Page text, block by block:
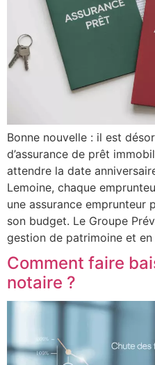
Bonne nouvelle : il est
d’assurance de prêt
attendre la date
Lemoine, chaque
une assurance emprunteur
son budget. Le Groupe
gestion de patrimoine et
Comment faire
notaire ?